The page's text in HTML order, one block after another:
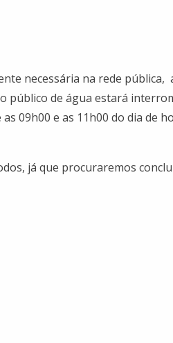
necessária na rede pública,
público de água estará
09h00 e as 11h00 do dia de
já que procuraremos